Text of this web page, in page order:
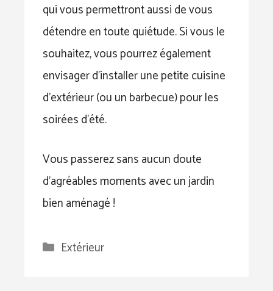
qui vous permettront aussi de vous
détendre en toute quiétude. Si vous le
souhaitez, vous pourrez également
envisager d’installer une petite cuisine
d’extérieur (ou un barbecue) pour les
soirées d’été.
Vous passerez sans aucun doute
d’agréables moments avec un jardin
bien aménagé !
Catégories
Extérieur